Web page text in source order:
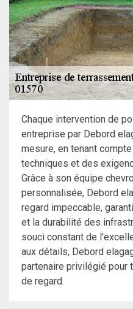
Chaque intervention de
entreprise par Debord
mesure, en tenant
techniques et des
Grâce à son équipe
personnalisée, Debord
regard impeccable,
et la durabilité des
souci constant de
aux détails, Debord
partenaire privilégié
de regard.